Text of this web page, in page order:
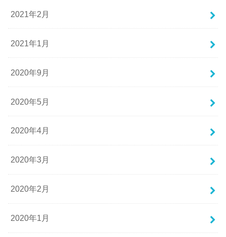
2021年2月
2021年1月
2020年9月
2020年5月
2020年4月
2020年3月
2020年2月
2020年1月